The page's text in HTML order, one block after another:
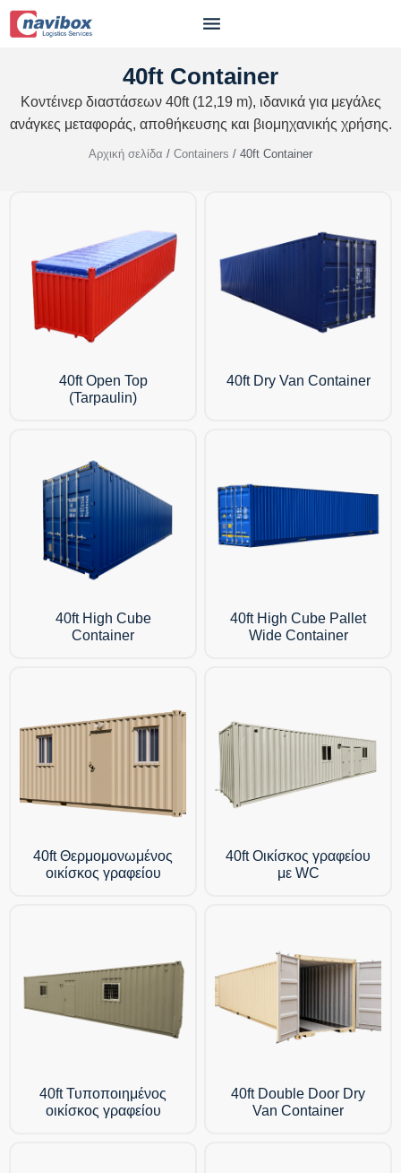
Αρχική σελίδα / Containers / 40ft Container
40ft Container
Κοντέινερ διαστάσεων 40ft (12,19 m), ιδανικά για μεγάλες
ανάγκες μεταφοράς, αποθήκευσης και βιομηχανικής χρήσης.
40ft Open Top
(Tarpaulin)
40ft Dry Van Container
40ft High Cube
Container
40ft High Cube Pallet
Wide Container
40ft Θερμομονωμένος
οικίσκος γραφείου
40ft Οικίσκος γραφείου
με WC
40ft Τυποποιημένος
οικίσκος γραφείου
40ft Double Door Dry
Van Container